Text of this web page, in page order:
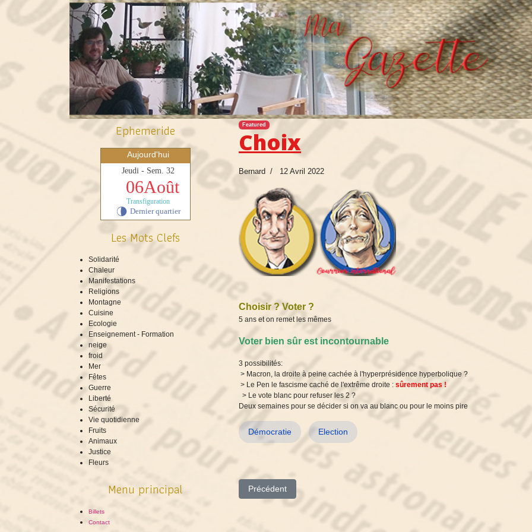
Ephemeride
Aujourd'hui
Jeudi - Sem. 32
06Août
Transfiguration
U Dernier quartier
Les Mots Clefs
Solidarité
Chaleur
Manifestations
Religions
Montagne
Cuisine
Ecologie
Enseignement - Formation
neige
froid
Mer
Fêtes
Guerre
Liberté
Sécurité
Vie quotidienne
Fruits
Animaux
Justice
Fleurs
Menu principal
Billets
Contact
Featured
Choix
Bernard 12 Avril 2022
Choisir ? Voter ?
5 ans et on remet les mêmes
Voter bien sûr est incontournable
3 possibilités:
> Macron, la droite à peine cachée à l'hyperprésidence hyperbolique ?
> Le Pen le fascisme caché de l'extrême droite : sûrement pas !
> Le vote blanc pour refuser les 2 ?
Deux semaines pour se décider si on va au blanc ou pour le moins pire
Démocratie Election
Article précédent : Présidentielle folle
Précédent